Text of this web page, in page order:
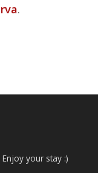
.
your stay :)